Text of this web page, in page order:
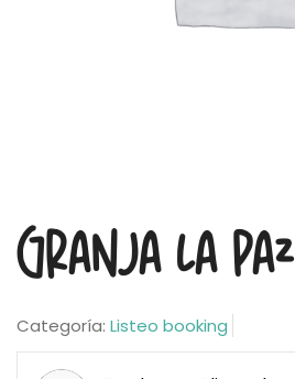
Granja La Paz
Categoría: Listeo booking